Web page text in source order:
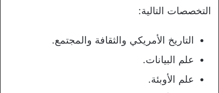
التخصصات التالية:
التاريخ الأمريكي والثقافة والمجتمع.
علم البيانات.
علم الأوبئة.